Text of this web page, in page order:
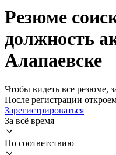
Резюме
должность
Алапаевске
Чтобы видеть все резюме,
После регистрации
Зарегистрироваться
За всё время
По соответствию